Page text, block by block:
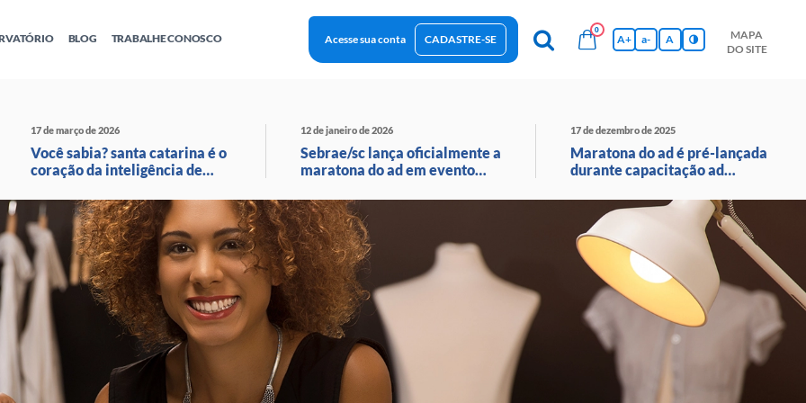
PNBOX Sebraetec Editais
BLOG TRABALHE CONOSCO Acesse sua conta CADASTRE-SE
0
A+ a- A
MAPA
DO SITE
17 de março de 2026
Você sabia? santa catarina é o
coração da inteligência de
12 de janeiro de 2026
Sebrae/sc lança oficialmente a
maratona do ad em evento
17 de dezembro de 2025
Maratona do ad é pré-lançada
durante capacitação ad